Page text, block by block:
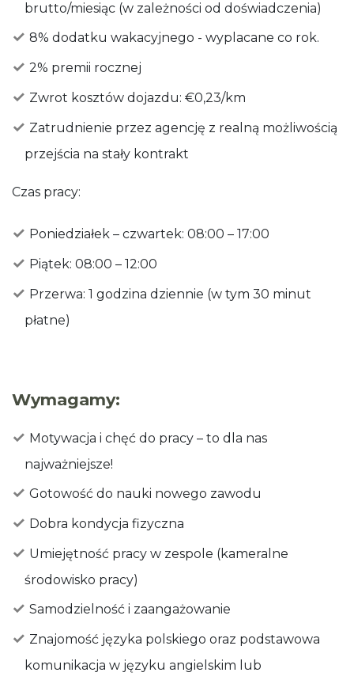
brutto/miesiąc (w zależności od doświadczenia)
8% dodatku wakacyjnego - wyplacane co rok.
2% premii rocznej
Zwrot kosztów dojazdu: €0,23/km
Zatrudnienie przez agencję z realną możliwością
przejścia na stały kontrakt
Czas pracy:
Poniedziałek – czwartek: 08:00 – 17:00
Piątek: 08:00 – 12:00
Przerwa: 1 godzina dziennie (w tym 30 minut
płatne)
Wymagamy:
Motywacja i chęć do pracy – to dla nas
najważniejsze!
Gotowość do nauki nowego zawodu
Dobra kondycja fizyczna
Umiejętność pracy w zespole (kameralne
środowisko pracy)
Samodzielność i zaangażowanie
Znajomość języka polskiego oraz podstawowa
komunikacja w języku angielskim lub